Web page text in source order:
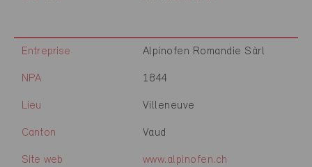
Entreprise Alpinofen Romandie Sàrl
NPA 1844
Lieu Villeneuve
Canton Vaud
Site web www.alpinofen.ch